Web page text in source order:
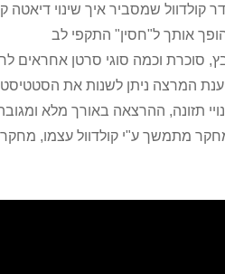
שמסביר איך שינוי דיאטה קיצוני
אותך ל"חסין" התקפי לב
וכמה סוגי סרטן אחראים לרוב
ניתן לשנות את הסטטיסטיקה
ההרצאה באורך מלא ומגובה
ע"י קולדוול עצמו, מחקר